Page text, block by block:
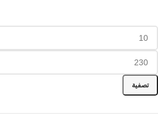
تصفية